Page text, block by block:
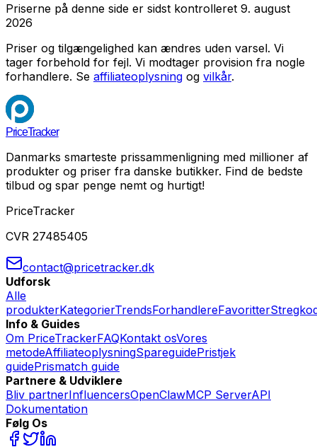
Priserne på denne side er sidst kontrolleret 9. august
2026
Priser og tilgængelighed kan ændres uden varsel. Vi
tager forbehold for fejl. Vi modtager provision fra nogle
forhandlere. Se affiliateoplysning og vilkår.
PriceTracker
Danmarks smarteste prissammenligning med millioner af
produkter og priser fra danske butikker. Find de bedste
tilbud og spar penge nemt og hurtigt!
PriceTracker
CVR 27485405
contact@pricetracker.dk
Udforsk
Alle
produkterKategorierTrendsForhandlereFavoritter
Info & Guides
Om PriceTrackerFAQKontakt osVores
metodeAffiliateoplysningSpareguidePristjek
guidePrismatch guide
Partnere & Udviklere
Bliv partnerInfluencersOpenClawMCP ServerAPI
Dokumentation
Følg Os